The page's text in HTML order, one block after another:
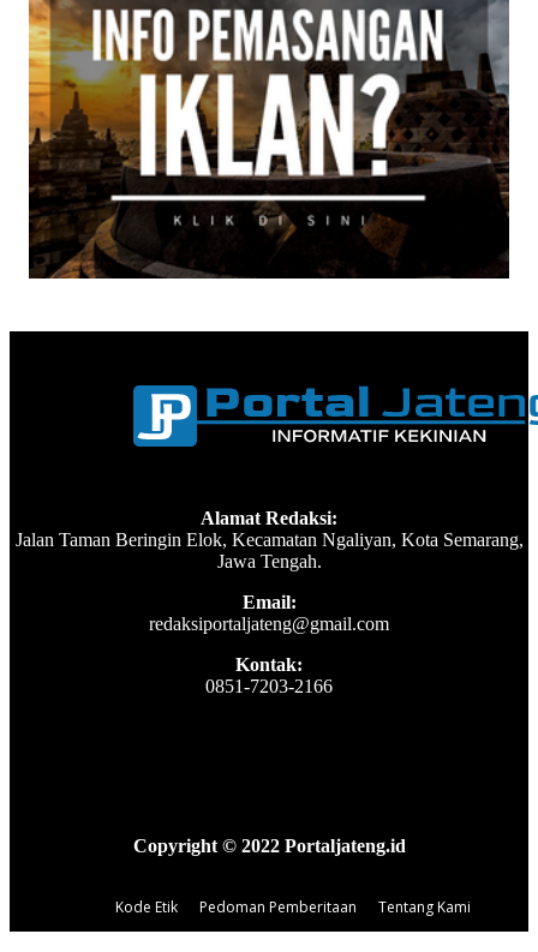
Alamat Redaksi:
Jalan Taman Beringin Elok, Kecamatan Ngaliyan, Kota Semarang,
Jawa Tengah.
Email:
redaksiportaljateng@gmail.com
Kontak:
0851-7203-2166
Copyright © 2022 Portaljateng.id
Kode Etik Pedoman Pemberitaan Tentang Kami